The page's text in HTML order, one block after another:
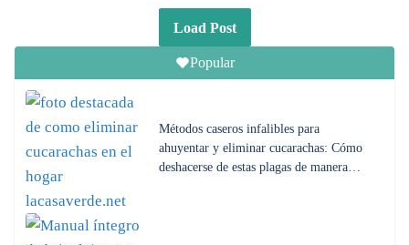
Load Post
Popular
Métodos caseros infalibles para
ahuyentar y eliminar cucarachas: Cómo
deshacerse de estas plagas de manera…